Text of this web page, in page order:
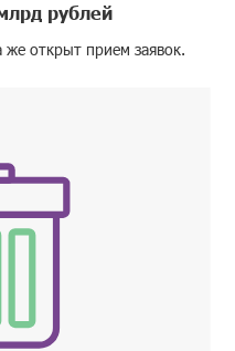
рублей
же открыт прием заявок.